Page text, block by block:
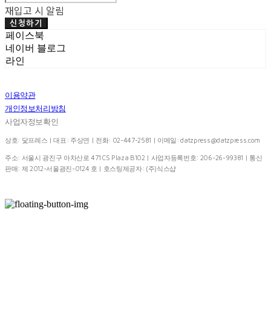
재입고 시 알림
신청하기
페이스북
네이버 블로그
라인
이용약관
개인정보처리방침
사업자정보확인
상호: 닻프레스 | 대표: 주상연 | 전화: 02-447-2581 | 이메일:datzpress@datzpress.com
주소: 서울시 광진구 아차산로 471 CS Plaza B102 | 사업자등록번호: 206-26-99381 | 통신
판매: 제 2012-서울광진-0124 호 | 호스팅제공자: (주)식스샵